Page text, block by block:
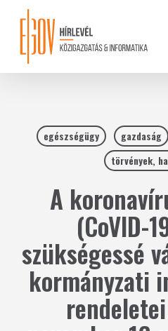
content
egészségügy gazdaság
törvények,
A
(CoVID-
szükségessé
kormányzati